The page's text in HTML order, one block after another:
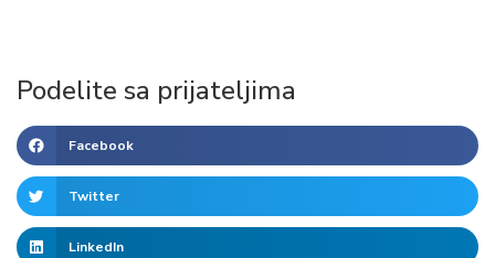
Podelite sa prijateljima
Facebook
Twitter
LinkedIn